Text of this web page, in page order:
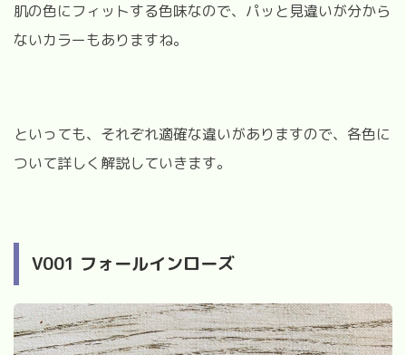
肌の色にフィットする色味なので、パッと見違いが分から
ないカラーもありますね。
といっても、それぞれ適確な違いがありますので、各色に
ついて詳しく解説していきます。
V001 フォールインローズ